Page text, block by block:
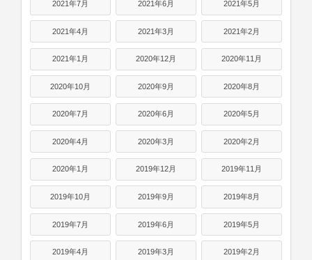
2021年7月 2021年6月 2021年5月
2021年4月 2021年3月 2021年2月
2021年1月 2020年12月 2020年11月
2020年10月 2020年9月 2020年8月
2020年7月 2020年6月 2020年5月
2020年4月 2020年3月 2020年2月
2020年1月 2019年12月 2019年11月
2019年10月 2019年9月 2019年8月
2019年7月 2019年6月 2019年5月
2019年4月 2019年3月 2019年2月